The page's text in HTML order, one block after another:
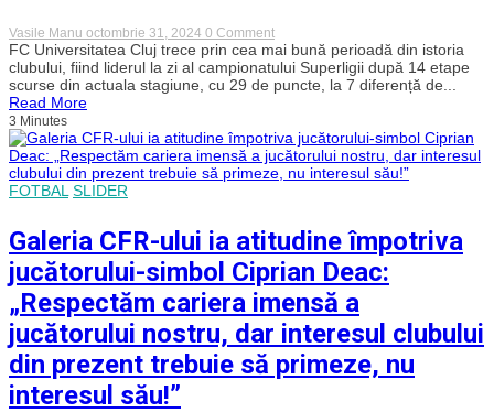
Vasile Manu octombrie 31, 2024 0 Commenton
Dezvăluirile
președintelui
lui
„U”
secretul
liderului
Superligii.
„Suntem
la
zi,
nu
avem
problemă
financiară”
FC Universitatea Cluj trece prin cea mai bună perioadă din istoria
clubului, fiind liderul la zi al campionatului Superligii după 14 etape
scurse din actuala stagiune, cu 29 de puncte, la 7 diferență de...
Read More
3 Minutes
FOTBAL SLIDER
Galeria CFR-ului ia atitudine împotriva
jucătorului-simbol Ciprian Deac:
„Respectăm cariera imensă a
jucătorului nostru, dar interesul clubului
din prezent trebuie să primeze, nu
interesul său!”